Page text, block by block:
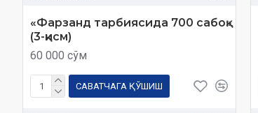
«Фарзанд тарбиясида 700 сабоқ»
(3-қисм)
60 000 сўм
САВАТЧАГА ҚЎШИШ